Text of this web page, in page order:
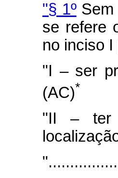
"§ 1ºSem
se refere
no inciso
"I – ser
(AC)*
"II – ter